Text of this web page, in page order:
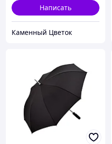
Написать
Каменный Цветок